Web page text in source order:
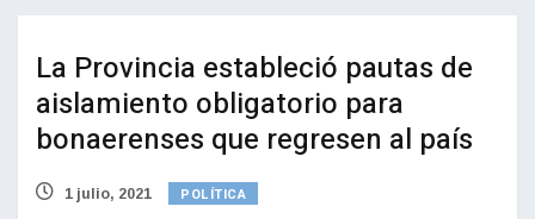
La Provincia estableció pautas de
aislamiento obligatorio para
bonaerenses que regresen al país
1 julio, 2021 POLÍTICA